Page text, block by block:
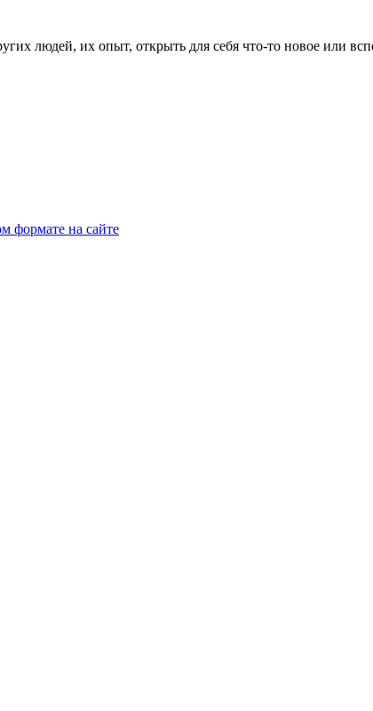
людей, их опыт, открыть для себя что-то новое или
формате на сайте